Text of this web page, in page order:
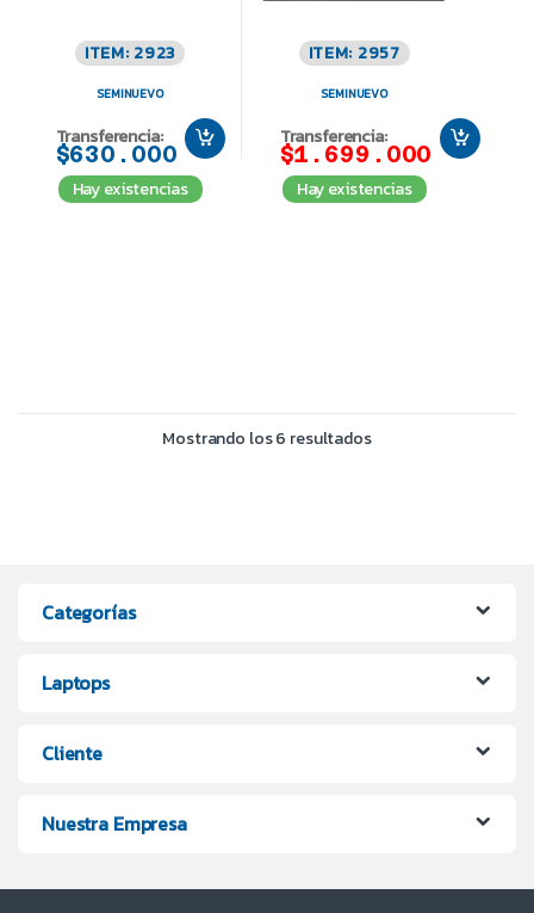
ITEM: 2923
SEMINUEVO
Transferencia:
$630.000
Hay existencias
ITEM: 2957
SEMINUEVO
Transferencia:
$1.699.000
Hay existencias
Mostrando los 6 resultados
Categorías
Laptops
Cliente
Nuestra Empresa